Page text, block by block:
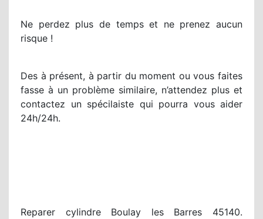
Ne perdez plus de temps et ne prenez aucun
risque !
Des à présent, à partir du moment ou vous faites
fasse à un problème similaire, n’attendez plus et
contactez un spécilaiste qui pourra vous aider
24h/24h.
Reparer cylindre Boulay les Barres 45140.